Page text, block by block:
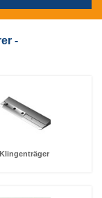
-
Klingenträger